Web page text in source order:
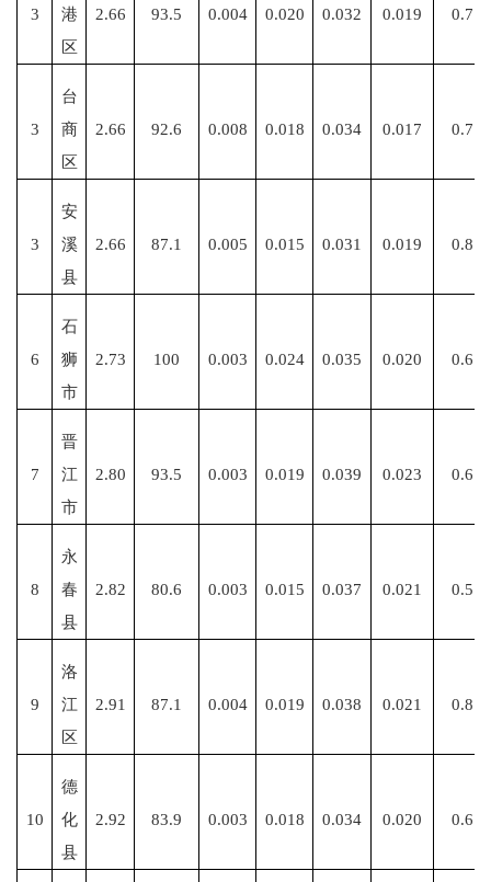
3
港
区
2.66 93.5 0.004 0.020 0.032 0.019 0.7
3
台
商
区
2.66 92.6 0.008 0.018 0.034 0.017 0.7
3
安
溪
县
2.66 87.1 0.005 0.015 0.031 0.019 0.8
6
石
狮
市
2.73 100 0.003 0.024 0.035 0.020 0.6
7
晋
江
市
2.80 93.5 0.003 0.019 0.039 0.023 0.6
8
永
春
县
2.82 80.6 0.003 0.015 0.037 0.021 0.5
9
洛
江
区
2.91 87.1 0.004 0.019 0.038 0.021 0.8
10
德
化
县
2.92 83.9 0.003 0.018 0.034 0.020 0.6